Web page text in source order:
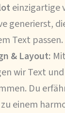
einzigartige
generierst,
Text passen.
& Layout: Mit
wir Text
Du
einem